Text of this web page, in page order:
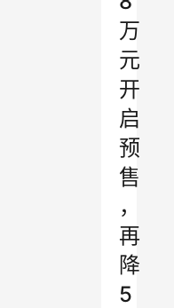
万
元
开
启
预
售
，
再
降
5